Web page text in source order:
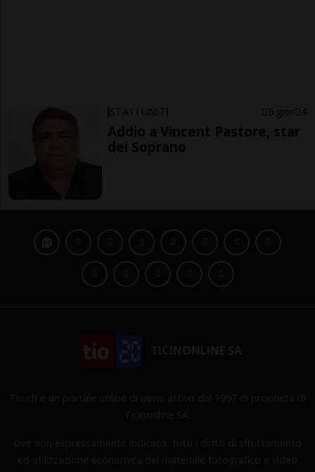
STATI UNITI 5 gior 4
Addio a Vincent Pastore, star
dei Soprano